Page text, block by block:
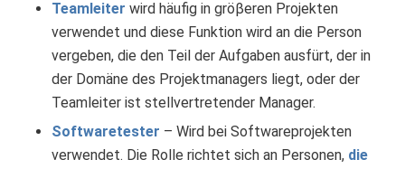
Teamleiter wird häufig in gröβeren Projekten
verwendet und diese Funktion wird an die Person
vergeben, die den Teil der Aufgaben ausfürt, der in
der Domäne des Projektmanagers liegt, oder der
Teamleiter ist stellvertretender Manager.
Softwaretester – Wird bei Softwareprojekten
verwendet. Die Rolle richtet sich an Personen, die